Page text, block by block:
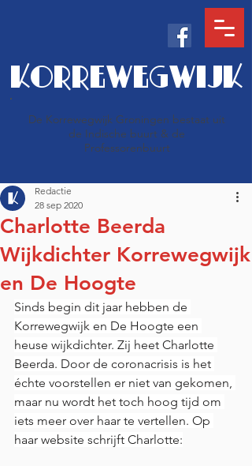
KORREWEGWIJK
De Korrewegwijk Groningen bestaat uit
de Indische buurt & de
Professorenbuurt
Charlotte Beerda
Wijkdichter Korrewegwijk
en De Hoogte
Redactie
28 sep 2020
Sinds begin dit jaar hebben de
Korrewegwijk en De Hoogte een
heuse wijkdichter. Zij heet Charlotte
Beerda. Door de coronacrisis is het
échte voorstellen er niet van gekomen,
maar nu wordt het toch hoog tijd om
iets meer over haar te vertellen. Op
haar website schrijft Charlotte: